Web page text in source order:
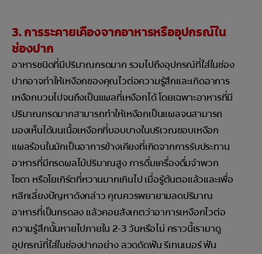
3. การระคายเคืองจากอาหารหรืออุปกรณ์ใน
ช่องปาก
อาหารชนิดที่มีปริมาณกรดมาก รวมไปถึงอุปกรณ์ที่ใส่ในช่อง
ปากอาจทำให้เหงือกของคุณไวต่อความรู้สึกและเกิดอาการ
เหงือกบวมไปจนถึงเป็นแผลที่เหงือกได้ โดยเฉพาะอาหารที่มี
ปริมาณกรดมากสามารถทำให้เหงือกเป็นแผลจนสามารถ
มองเห็นได้บนเนื้อเหงือกที่บอบบางในบริเวณขอบเหงือก
แผลร้อนในมักเป็นอาการข้างเคียงที่เกิดจากการรับประทาน
อาหารที่มีกรดผลไม้ปริมาณสูง การดื่มเครื่องดื่มจำพวก
โซดา หรือโยเกิร์ตที่หวานมากเกินไป เมื่อรู้ต้นตอแล้วและเพื่อ
หลีกเลี่ยงปัญหาดังกล่าว คุณควรพยายามลดปริมาณ
อาหารที่เป็นกรดลง แล้วคอยสังเกตว่าอาการเหงือกไวต่อ
ความรู้สึกนั้นหายไปภายใน 2-3 วันหรือไม่ คราวนี้เรามาดู
อุปกรณ์ที่ใส่ในช่องปากอย่าง ลวดดัดฟัน รีเทนเนอร์ ฟัน